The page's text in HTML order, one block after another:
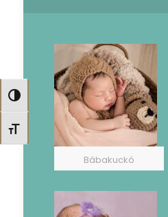
Nagy kontraszt váltása
Betűméret váltása
Bábakuckó